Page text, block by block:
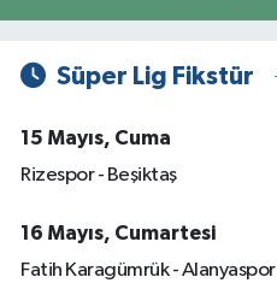
Süper Lig Fikstür
15 Mayıs, Cuma
Rizespor - Beşiktaş
16 Mayıs, Cumartesi
Fatih Karagümrük - Alanyaspor